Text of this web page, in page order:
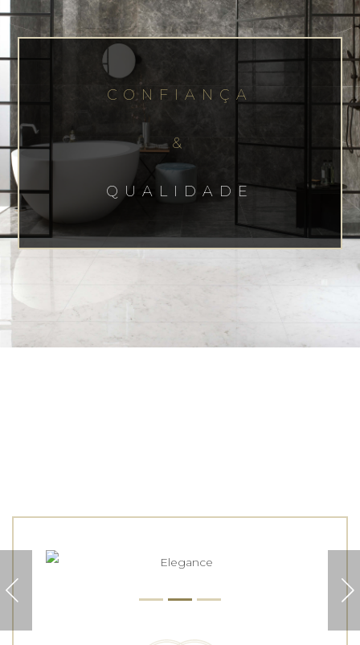
CONFIANÇA
&
QUALIDADE